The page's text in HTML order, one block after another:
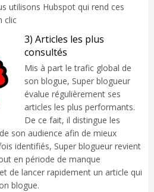
utilisons Hubspot qui rend ces
clic
3) Articles les plus
consultés
Mis à part le trafic global de
son blogue, Super blogueur
évalue régulièrement ses
articles les plus performants.
De ce fait, il distingue les
son audience afin de mieux
identifiés, Super blogueur revient
en période de manque
de lancer rapidement un article qui
blogue.